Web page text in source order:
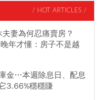
/ HOT ARTICLES /
妻為何忍痛賣房？
年才懂：房子不是越
金…本週除息日、配息
3.66%穩穩賺